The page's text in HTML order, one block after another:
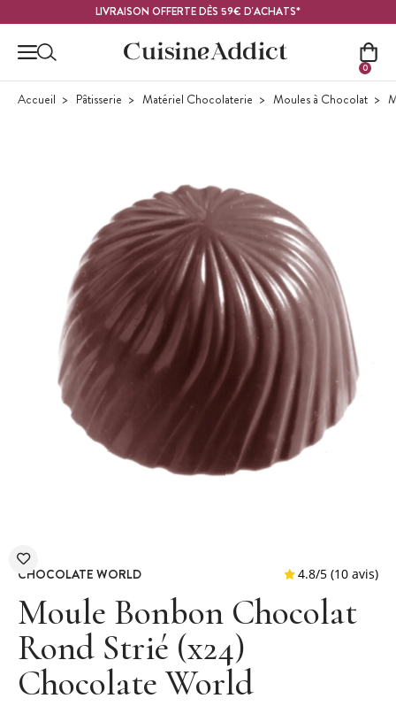
LIVRAISON OFFERTE DÈS 59€ D'ACHATS*
0
Accueil Pâtisserie Matériel Chocolaterie Moules à Chocolat
CHOCOLATE WORLD
Moule Bonbon Chocolat
Rond Strié (x24)
Chocolate World